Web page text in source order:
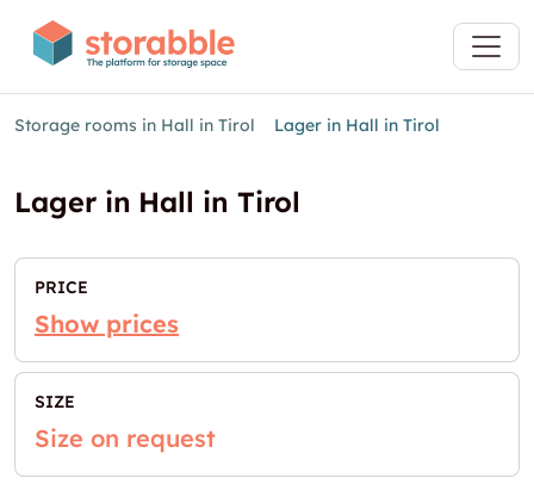
Storage rooms in Hall in Tirol Lager in Hall in Tirol
Lager in Hall in Tirol
PRICE
Show prices
SIZE
Size on request